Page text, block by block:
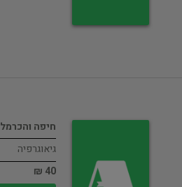
חיפה והכרמל
גיאוגרפיה
40 ₪